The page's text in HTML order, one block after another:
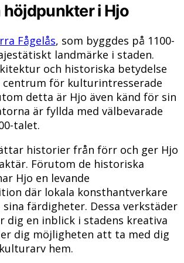
i Hjo
Fågelås, som byggdes på 1100-
landmärke i staden.
och historiska betydelse
för kulturintresserade
detta är Hjo även känd för sin
är fyllda med välbevarade
talet.
historier från förr och ger Hjo
Förutom de historiska
Hjo en levande
där lokala konsthantverkare
färdigheter. Dessa verkstäder
dig en inblick i stadens kreativa
dig möjligheten att ta med dig
hem.